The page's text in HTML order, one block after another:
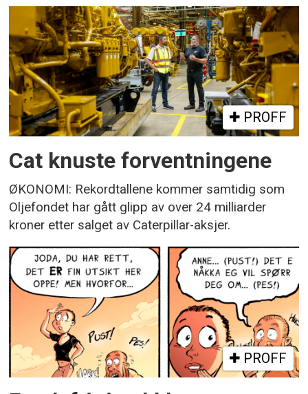
PROFF
Cat knuste forventningene
ØKONOMI: Rekordtallene kommer samtidig som
Oljefondet har gått glipp av over 24 milliarder
kroner etter salget av Caterpillar-aksjer.
PROFF